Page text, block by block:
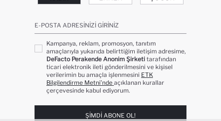
E-POSTA ADRESINIZI GIRINIZ
Kampanya, reklam, promosyon, tanıtım
amaçlarıyla yukarıda belirttiğim iletişim adresime,
DeFacto Perakende Anonim Şirketi tarafından
ticari elektronik ileti gönderilmesini ve kişisel
verilerimin bu amaçla işlenmesini ETK
Bilgilendirme Metni’nde açıklanan kurallar
çerçevesinde kabul ediyorum.
ŞIMDI ABONE OL!